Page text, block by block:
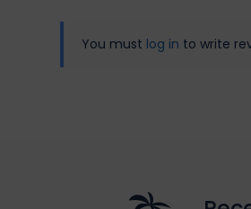
You must log in to write